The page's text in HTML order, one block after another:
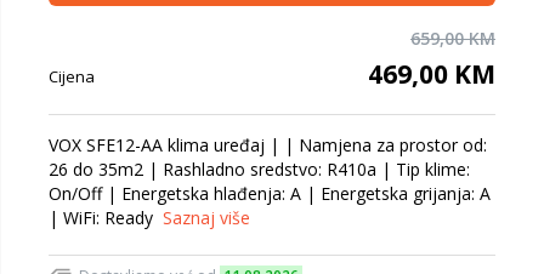
659,00 KM
Cijena 469,00 KM
VOX SFE12-AA klima uređaj | | Namjena za prostor od:
26 do 35m2 | Rashladno sredstvo: R410a | Tip klime:
On/Off | Energetska hlađenja: A | Energetska grijanja: A
| WiFi: Ready Saznaj više